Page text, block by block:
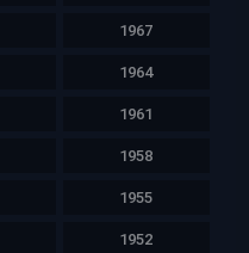
1967
1964
1961
1958
1955
1952